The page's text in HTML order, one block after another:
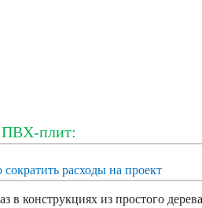
ПВХ-плит:
расходы на проект
в конструкциях из простого